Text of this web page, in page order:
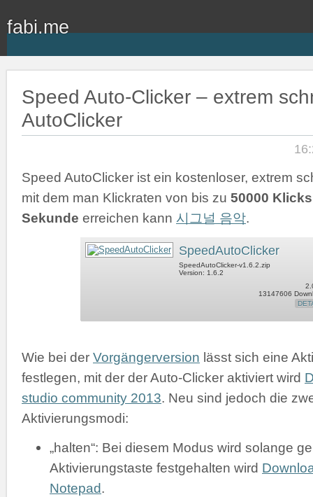
fabi.me
Speed Auto-Clicker – extrem
AutoClicker
Speed AutoClicker ist ein kostenloser, extrem
mit dem man Klickraten von bis zu 50000
Sekunde erreichen kann 시그널 음악.
SpeedAutoClicker
SpeedAutoClicker-v1.6.2.zip
Version: 1.6.2
13147606
Wie bei der Vorgängerversion lässt sich eine
festlegen, mit der der Auto-Clicker aktiviert wird
studio community 2013. Neu sind jedoch die
Aktivierungsmodi:
„halten“: Bei diesem Modus wird solange
Aktivierungstaste festgehalten wird
Notepad.